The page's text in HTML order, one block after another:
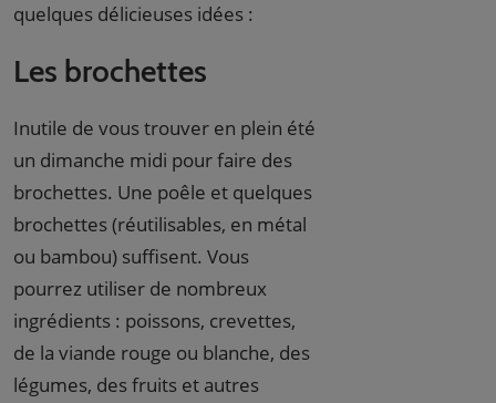
quelques délicieuses idées :
Les brochettes
Inutile de vous trouver en plein été
un dimanche midi pour faire des
brochettes. Une poêle et quelques
brochettes (réutilisables, en métal
ou bambou) suffisent. Vous
pourrez utiliser de nombreux
ingrédients : poissons, crevettes,
de la viande rouge ou blanche, des
légumes, des fruits et autres